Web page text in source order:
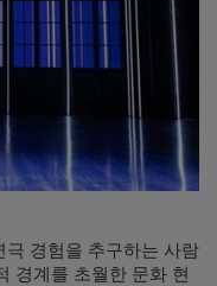
경험을 추구하는 사람
경계를 초월한 문화 현